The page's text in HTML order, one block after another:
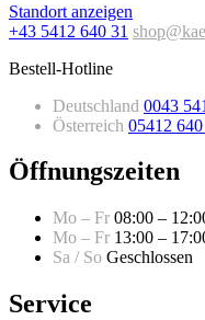
Standort anzeigen
+43 5412 640 31
Bestell-Hotline
Deutschland 0043
Österreich 05412 640
Öffnungszeiten
Mo – Fr 08:00 –
Mo – Fr 13:00 –
Sa / So Geschlossen
Service